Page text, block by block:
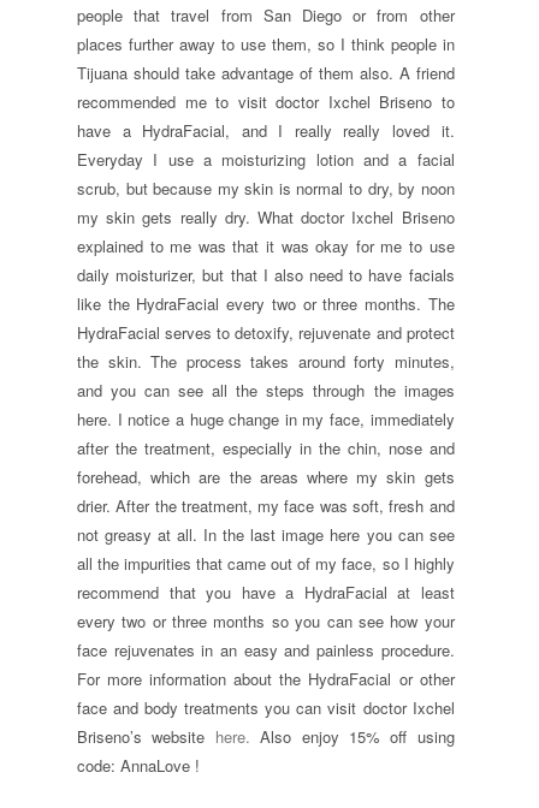
people that travel from San Diego or from other
places further away to use them, so I think people in
Tijuana should take advantage of them also. A friend
recommended me to visit doctor Ixchel Briseno to
have a HydraFacial, and I really really loved it.
Everyday I use a moisturizing lotion and a facial
scrub, but because my skin is normal to dry, by noon
my skin gets really dry. What doctor Ixchel Briseno
explained to me was that it was okay for me to use
daily moisturizer, but that I also need to have facials
like the HydraFacial every two or three months. The
HydraFacial serves to detoxify, rejuvenate and protect
the skin. The process takes around forty minutes,
and you can see all the steps through the images
here. I notice a huge change in my face, immediately
after the treatment, especially in the chin, nose and
forehead, which are the areas where my skin gets
drier. After the treatment, my face was soft, fresh and
not greasy at all. In the last image here you can see
all the impurities that came out of my face, so I highly
recommend that you have a HydraFacial at least
every two or three months so you can see how your
face rejuvenates in an easy and painless procedure.
For more information about the HydraFacial or other
face and body treatments you can visit doctor Ixchel
Briseno’s website here. Also enjoy 15% off using
code: AnnaLove !